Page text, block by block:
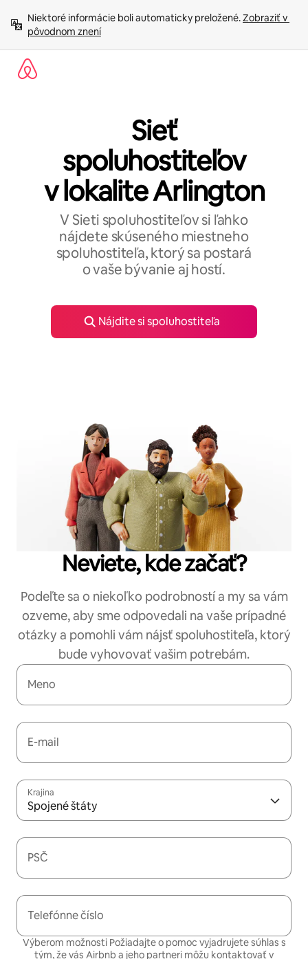
obsah.
Niektoré informácie boli automaticky preložené. Zobraziť v
pôvodnom znení
Sieť
spoluhostiteľov
v lokalite Arlington
V Sieti spoluhostiteľov si ľahko
nájdete skúseného miestneho
spoluhostiteľa, ktorý sa postará
o vaše bývanie aj hostí.
Nájdite si spoluhostiteľa
Neviete, kde začať?
Podeľte sa o niekoľko podrobností a my sa vám
ozveme, aby sme odpovedali na vaše prípadné
otázky a pomohli vám nájsť spoluhostiteľa, ktorý
bude vyhovovať vašim potrebám.
Meno
E-mail
Krajina
Spojené štáty
PSČ
Telefónne číslo
Výberom možnosti Požiadajte o pomoc vyjadrujete súhlas s
tým, že vás Airbnb a jeho partneri môžu kontaktovať v